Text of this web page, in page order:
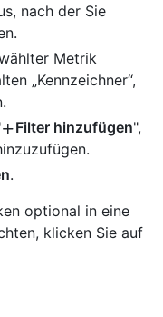
nach der Sie
Metrik
„Kennzeichner“,
Filter hinzufügen",
.
optional in eine
klicken Sie auf